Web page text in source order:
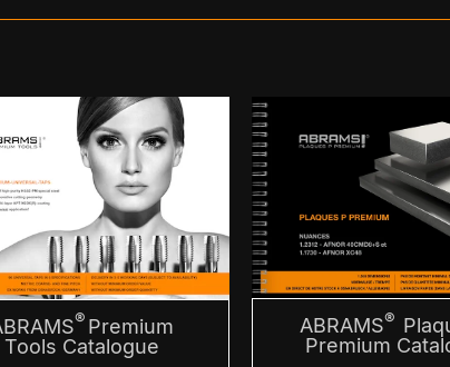
® Premium
Tools Catalogue
ABRAMS®
Premium